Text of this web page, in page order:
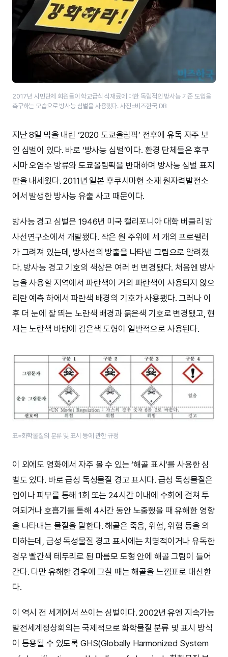
2017년 시민단체 회원들이 학교급식 식재료에 대한 독립적인 방사능 기준 도입을
촉구하는 모습으로 방사능 심벌을 사용했다. 사진=비즈한국 DB
지난 8일 막을 내린 ‘2020 도쿄올림픽’ 전후에 유독 자주 보
인 심벌이 있다. 바로 ‘방사능 심벌’이다. 환경 단체들은 후쿠
시마 오염수 방류와 도쿄올림픽을 반대하며 방사능 심벌 표지
판을 내세웠다. 2011년 일본 후쿠시마현 소재 원자력발전소
에서 발생한 방사능 유출 사고 때문이다.
방사능 경고 심벌은 1946년 미국 캘리포니아 대학 버클리 방
사선연구소에서 개발됐다. 작은 원 주위에 세 개의 프로펠러
가 그려져 있는데, 방사선의 방출을 나타낸 그림으로 알려졌
다. 방사능 경고 기호의 색상은 여러 번 변경됐다. 처음엔 방사
능을 사용할 지역에서 파란색이 거의 파란색이 사용되지 않으
리란 예측 하에서 파란색 배경의 기호가 사용됐다. 그러나 이
후 더 눈에 잘 띄는 노란색 배경과 붉은색 기호로 변경됐고, 현
재는 노란색 바탕에 검은색 도형이 일반적으로 사용된다.
표=화학물질의 분류 및 표시 등에 관한 규정
이 외에도 영화에서 자주 볼 수 있는 ‘해골 표시’를 사용한 심
벌도 있다. 바로 급성 독성물질 경고 표시다. 급성 독성물질은
입이나 피부를 통해 1회 또는 24시간 이내에 수회에 걸쳐 투
여되거나 호흡기를 통해 4시간 동안 노출했을 때 유해한 영향
을 나타내는 물질을 말한다. 해골은 죽음, 위험, 위협 등을 의
미하는데, 급성 독성물질 경고 표시에는 치명적이거나 유독한
경우 빨간색 테두리로 된 마름모 도형 안에 해골 그림이 들어
간다. 다만 유해한 경우에 그칠 때는 해골을 느낌표로 대신한
다.
이 역시 전 세계에서 쓰이는 심벌이다. 2002년 유엔 지속가능
발전세계정상회의는 국제적으로 화학물질 분류 및 표시 방식
이 통용될 수 있도록 GHS(Globally Harmonized System